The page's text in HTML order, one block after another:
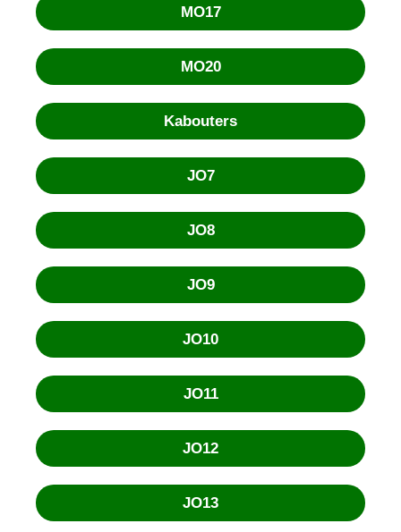
MO17
MO20
Kabouters
JO7
JO8
JO9
JO10
JO11
JO12
JO13